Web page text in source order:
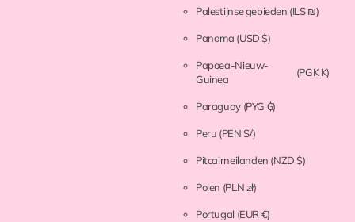
Palestijnse gebieden (ILS ₪)
Panama (USD $)
Papoea-Nieuw-
Guinea
(PGK K)
Paraguay (PYG ₲)
Peru (PEN S/)
Pitcairneilanden (NZD $)
Polen (PLN zł)
Portugal (EUR €)